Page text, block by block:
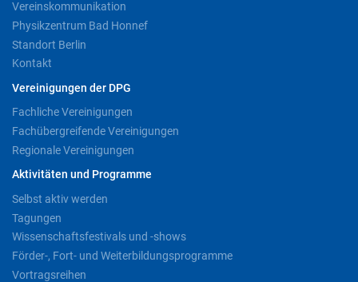
Vereinskommunikation
Physikzentrum Bad Honnef
Standort Berlin
Kontakt
Vereinigungen der DPG
Fachliche Vereinigungen
Fachübergreifende Vereinigungen
Regionale Vereinigungen
Aktivitäten und Programme
Selbst aktiv werden
Tagungen
Wissenschaftsfestivals und -shows
Förder-, Fort- und Weiterbildungsprogramme
Vortragsreihen